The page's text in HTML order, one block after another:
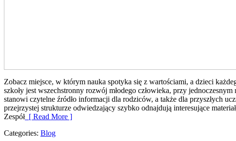
Zobacz miejsce, w którym nauka spotyka się z wartościami, a dzieci
szkoły jest wszechstronny rozwój młodego człowieka, przy
stanowi czytelne źródło informacji dla rodziców, a także dla przyszłych
przejrzystej strukturze odwiedzający szybko odnajdują interesujące
Zespół[ Read More ]
Categories: Blog